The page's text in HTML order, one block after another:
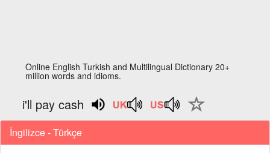
Online English Turkish and Multilingual Dictionary 20+
million words and idioms.
i'll pay cash
İngilizce - Türkçe